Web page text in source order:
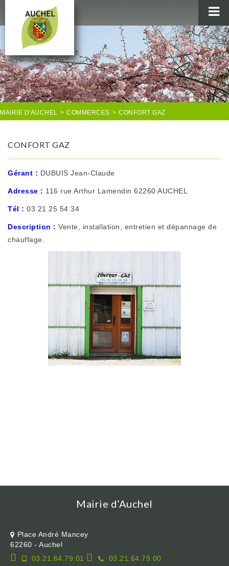
MAIRIE
AU QUOTIDIEN
AGENDA & LOISIRS
AUCHEL EN IMAGES
MAIRIE D'AUCHEL > COMMERCES > CONFORT GAZ
CONFORT GAZ
Gérant : DUBUIS Jean-Claude
Adresse : 116 rue Arthur Lamendin 62260 AUCHEL
Tél : 03 21 25 54 34
Description : Vente, installation, entretien et dépannage de
chauffage.
Mairie d’Auchel
Place André Mancey
62260 - Auchel
03.21.64.79.01
03.21.64.79.00